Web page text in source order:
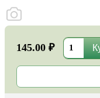
145.00 ₽